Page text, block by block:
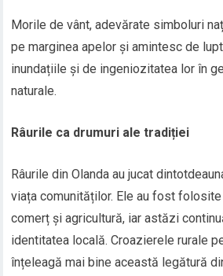
Morile de vânt, adevărate simboluri
pe marginea apelor și amintesc de
inundațiile și de ingeniozitatea lor în
naturale.
Râurile ca drumuri ale tradiției
Râurile din Olanda au jucat
viața comunităților. Ele au fost
comerț și agricultură, iar astăzi
identitatea locală. Croazierele rurale
înțeleagă mai bine această legătură